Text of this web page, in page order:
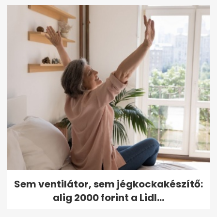
Sem ventilátor, sem jégkockakészítő:
alig 2000 forint a Lidl...